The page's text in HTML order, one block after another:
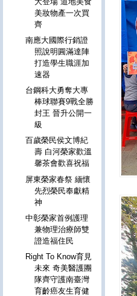
美妝物產一次買
齊
南應大國際行銷證
照說明圓滿達陣
打造學生職涯加
速器
台鋼科大勇奪大專
棒球聯賽9戰全勝
封王 晉升公開一
級
百歲榮民侯文博紀
壽 白河榮家歡溫
馨茶會歡喜祝福
屏東榮家春祭 緬懷
先烈榮民奉獻精
神
中彰榮家首例護理
兼物理治療師雙
證造福住民
Right To Know育見
未來 奇美醫護團
隊齊守護南臺灣
育齡癌友生育健